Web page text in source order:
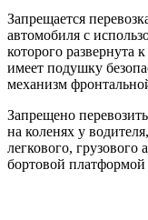
Запрещается
автомобиля с
которого развернута
имеет подушку
механизм
Запрещено
на коленях у
легкового, грузового
бортовой